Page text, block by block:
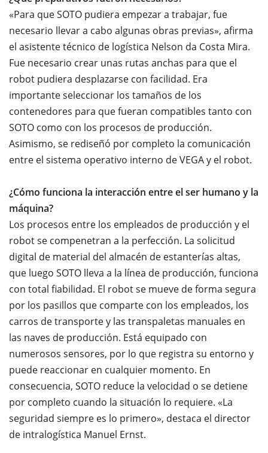
«Para que SOTO pudiera empezar a trabajar, fue
necesario llevar a cabo algunas obras previas», afirma
el asistente técnico de logística Nelson da Costa Mira.
Fue necesario crear unas rutas anchas para que el
robot pudiera desplazarse con facilidad. Era
importante seleccionar los tamaños de los
contenedores para que fueran compatibles tanto con
SOTO como con los procesos de producción.
Asimismo, se rediseñó por completo la comunicación
entre el sistema operativo interno de VEGA y el robot.
¿Cómo funciona la interacción entre el ser humano y la
máquina?
Los procesos entre los empleados de producción y el
robot se compenetran a la perfección. La solicitud
digital de material del almacén de estanterías altas,
que luego SOTO lleva a la línea de producción, funciona
con total fiabilidad. El robot se mueve de forma segura
por los pasillos que comparte con los empleados, los
carros de transporte y las transpaletas manuales en
las naves de producción. Está equipado con
numerosos sensores, por lo que registra su entorno y
puede reaccionar en cualquier momento. En
consecuencia, SOTO reduce la velocidad o se detiene
por completo cuando la situación lo requiere. «La
seguridad siempre es lo primero», destaca el director
de intralogística Manuel Ernst.